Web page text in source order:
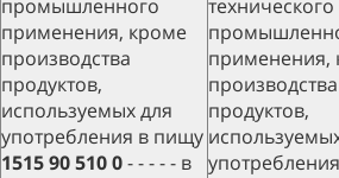
промышленного
применения, кроме
производства
продуктов,
используемых для
употребления в пищу
1515 90 510 0- - - - - в
применения,
производства
продуктов,